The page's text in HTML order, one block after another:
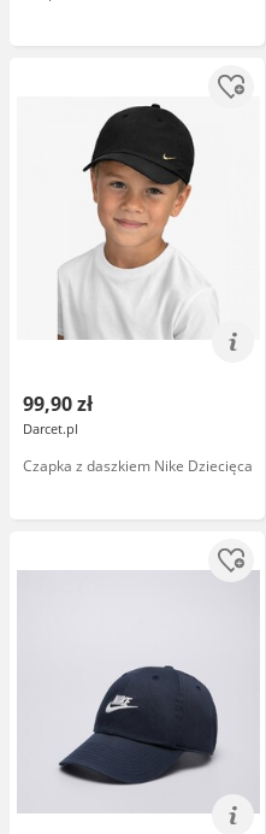
99,90 zł
Darcet.pl
Czapka z daszkiem Nike Dziecięca